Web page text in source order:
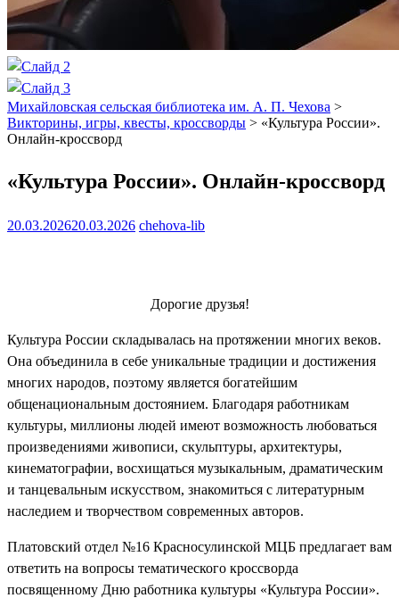
Михайловская сельская библиотека им. А. П. Чехова >
Викторины, игры, квесты, кроссворды > «Культура России».
Онлайн-кроссворд
«Культура России». Онлайн-кроссворд
20.03.202620.03.2026 chehova-lib
Дорогие друзья!
Культура России складывалась на протяжении многих веков.
Она объединила в себе уникальные традиции и достижения
многих народов, поэтому является богатейшим
общенациональным достоянием. Благодаря работникам
культуры, миллионы людей имеют возможность любоваться
произведениями живописи, скульптуры, архитектуры,
кинематографии, восхищаться музыкальным, драматическим
и танцевальным искусством, знакомиться с литературным
наследием и творчеством современных авторов.
Платовский отдел №16 Красносулинской МЦБ предлагает вам
ответить на вопросы тематического кроссворда
посвященному Дню работника культуры «Культура России».